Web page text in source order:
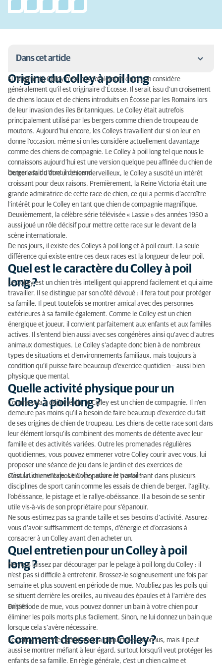
Dans cet article
Origine du Colley à poil long
Quel est le caractère du Colley à poil long ?
Quelle activité physique pour un Colley à poil long ?
Quel entretien pour un Colley à poil long ?
Comment dresser un Colley ?
La taille du Colley
La robe du Colley à poil long
Les particularités du Colley à poil long
Les maladies héréditaires du Colley
Comment nourrir un Colley ?
Type
Origine du Colley à poil long
Si l’origine du Colley n’est pas totalement claire, on considère
généralement qu’il est originaire d’Écosse. Il serait issu d’un croisement
de chiens locaux et de chiens introduits en Écosse par les Romains lors
de leur invasion des îles Britanniques. Le Colley était autrefois
principalement utilisé par les bergers comme chien de troupeau de
moutons. Aujourd’hui encore, les Colleys travaillent dur si on leur en
donne l’occasion, même si on les considère actuellement davantage
comme des chiens de compagnie. Le Colley à poil long tel que nous le
connaissons aujourd’hui est une version quelque peu affinée du chien de
berger assidu dont il descend.
Outre le fait d’être un chien merveilleux, le Colley a suscité un intérêt
croissant pour deux raisons. Premièrement, la Reine Victoria était une
grande admiratrice de cette race de chien, ce qui a permis d’accroître
l’intérêt pour le Colley en tant que chien de compagnie magnifique.
Deuxièmement, la célèbre série télévisée « Lassie » des années 1950 a
aussi joué un rôle décisif pour mettre cette race sur le devant de la
scène internationale.
De nos jours, il existe des Colleys à poil long et à poil court. La seule
différence qui existe entre ces deux races est la longueur de leur poil.
Quel est le caractère du Colley à poil
long ?
Le Colley est un chien très intelligent qui apprend facilement et qui aime
travailler. Il se distingue par son côté dévoué : il fera tout pour protéger
sa famille. Il peut toutefois se montrer amical avec des personnes
extérieures à sa famille également. Comme le Colley est un chien
énergique et joueur, il convient parfaitement aux enfants et aux familles
actives. Il s’entend bien aussi avec ses congénères ainsi qu’avec d’autres
animaux domestiques. Le Colley s’adapte donc bien à de nombreux
types de situations et d’environnements familiaux, mais toujours à
condition qu’il puisse faire beaucoup d’exercice quotidien – aussi bien
physique que mental.
Quelle activité physique pour un
Colley à poil long ?
Comme cela a déjà été dit, le Colley est un chien de compagnie. Il n’en
demeure pas moins qu’il a besoin de faire beaucoup d’exercice du fait
de ses origines de chien de troupeau. Les chiens de cette race sont dans
leur élément lorsqu’ils combinent des moments de détente avec leur
famille et des activités variées. Outre les promenades régulières
quotidiennes, vous pouvez emmener votre Colley courir avec vous, lui
proposer une séance de jeu dans le jardin et des exercices de
stimulation mentale. Le Colley adore le travail !
C’est un chien d’exposition populaire et performant dans plusieurs
disciplines de sport canin comme les essais de chien de berger, l’agility,
l’obéissance, le pistage et le rallye-obéissance. Il a besoin de se sentir
utile vis-à-vis de son propriétaire pour s'épanouir.
Ne sous-estimez pas sa grande taille et ses besoins d’activité. Assurez-
vous d’avoir suffisamment de temps, d’énergie et d’occasions à
consacrer à un Colley avant d’en acheter un.
Quel entretien pour un Colley à poil
long ?
Ne vous laissez par décourager par le pelage à poil long du Colley : il
n’est pas si difficile à entretenir. Brossez-le soigneusement une fois par
semaine et plus souvent en période de mue. N’oubliez pas les poils qui
se situent derrière les oreilles, au niveau des épaules et à l’arrière des
cuisses.
En période de mue, vous pouvez donner un bain à votre chien pour
éliminer les poils morts plus facilement. Sinon, ne lui donnez un bain que
lorsque cela s’avère nécessaire.
Comment dresser un Colley ?
Le Colley est certes gentil avec la plupart des inconnus, mais il peut
aussi se montrer méfiant à leur égard, surtout lorsqu’il veut protéger les
enfants de sa famille. En règle générale, c’est un chien calme et